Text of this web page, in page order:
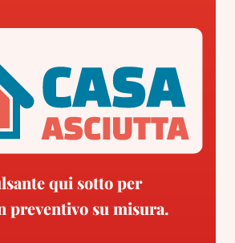
qui sotto per
preventivo su misura.